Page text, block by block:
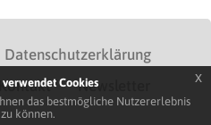
Datenschutzerklärung
Newsletter
verwendet Cookies
das bestmögliche Nutzererlebnis
können.
x